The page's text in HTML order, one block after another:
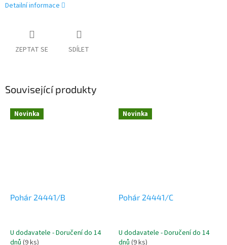
Detailní informace
ZEPTAT SE SDÍLET
Související produkty
Novinka
Pohár 24441/B
U dodavatele - Doručení do 14
dnů (9 ks)
Novinka
Pohár 24441/C
U dodavatele - Doručení do 14
dnů (9 ks)